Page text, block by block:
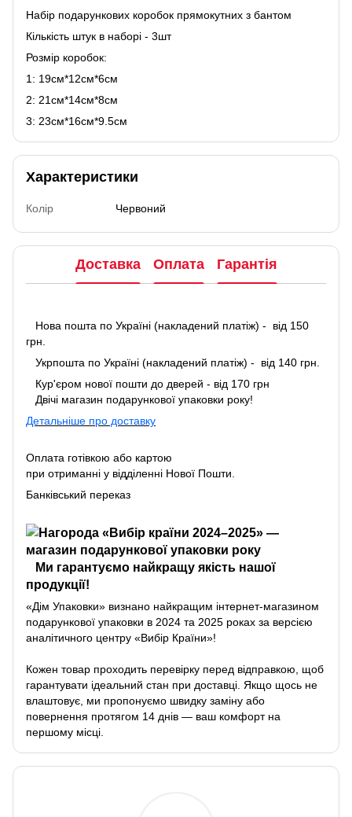
Набір подарункових коробок прямокутних з бантом
Кількість штук в наборі - 3шт
Розмір коробок:
1: 19см*12см*6см
2: 21см*14см*8см
3: 23см*16см*9.5см
Характеристики
Колір Червоний
Доставка Оплата Гарантія
Нова пошта по Україні (накладений платіж) - від 150
грн.
Укрпошта по Україні (накладений платіж) - від 140 грн.
Кур'єром нової пошти до дверей - від 170 грн
Двічі магазин подарункової упаковки року!
Детальніше про доставку
Оплата готівкою або картою
при отриманні у відділенні Нової Пошти.
Банківський переказ
Ми гарантуємо найкращу якість нашої
продукції!
«Дім Упаковки» визнано найкращим інтернет-магазином
подарункової упаковки в 2024 та 2025 роках за версією
аналітичного центру «Вибір Країни»!
Кожен товар проходить перевірку перед відправкою, щоб
гарантувати ідеальний стан при доставці. Якщо щось не
влаштовує, ми пропонуємо швидку заміну або
повернення протягом 14 днів — ваш комфорт на
першому місці.